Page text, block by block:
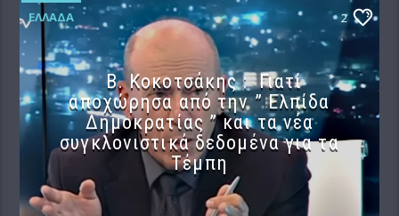
ΕΛΛΆΔΑ 2
Β. Κοκοτσάκης : Γιατί
αποχώρησα από την ” Ελπίδα
Δημοκρατίας ” και τα νέα
συγκλονιστικά δεδομένα για τα
Τέμπη